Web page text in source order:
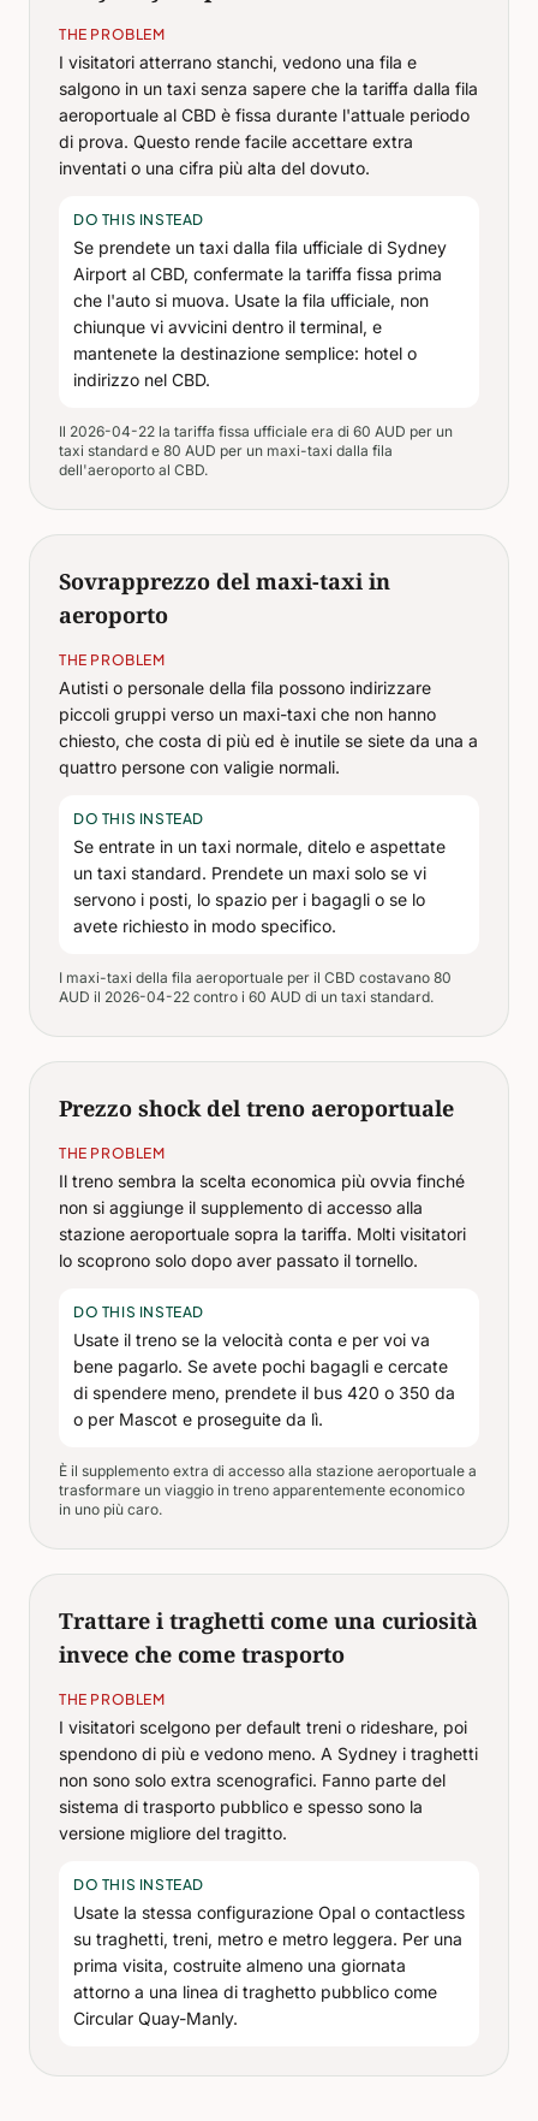
THE PROBLEM
I visitatori atterrano stanchi, vedono una fila e
salgono in un taxi senza sapere che la tariffa dalla fila
aeroportuale al CBD è fissa durante l'attuale periodo
di prova. Questo rende facile accettare extra
inventati o una cifra più alta del dovuto.
DO THIS INSTEAD
Se prendete un taxi dalla fila ufficiale di Sydney
Airport al CBD, confermate la tariffa fissa prima
che l'auto si muova. Usate la fila ufficiale, non
chiunque vi avvicini dentro il terminal, e
mantenete la destinazione semplice: hotel o
indirizzo nel CBD.
Il 2026-04-22 la tariffa fissa ufficiale era di 60 AUD per un
taxi standard e 80 AUD per un maxi-taxi dalla fila
dell'aeroporto al CBD.
Sovrapprezzo del maxi-taxi in
aeroporto
THE PROBLEM
Autisti o personale della fila possono indirizzare
piccoli gruppi verso un maxi-taxi che non hanno
chiesto, che costa di più ed è inutile se siete da una a
quattro persone con valigie normali.
DO THIS INSTEAD
Se entrate in un taxi normale, ditelo e aspettate
un taxi standard. Prendete un maxi solo se vi
servono i posti, lo spazio per i bagagli o se lo
avete richiesto in modo specifico.
I maxi-taxi della fila aeroportuale per il CBD costavano 80
AUD il 2026-04-22 contro i 60 AUD di un taxi standard.
Prezzo shock del treno aeroportuale
THE PROBLEM
Il treno sembra la scelta economica più ovvia finché
non si aggiunge il supplemento di accesso alla
stazione aeroportuale sopra la tariffa. Molti visitatori
lo scoprono solo dopo aver passato il tornello.
DO THIS INSTEAD
Usate il treno se la velocità conta e per voi va
bene pagarlo. Se avete pochi bagagli e cercate
di spendere meno, prendete il bus 420 o 350 da
o per Mascot e proseguite da lì.
È il supplemento extra di accesso alla stazione aeroportuale a
trasformare un viaggio in treno apparentemente economico
in uno più caro.
Trattare i traghetti come una curiosità
invece che come trasporto
THE PROBLEM
I visitatori scelgono per default treni o rideshare, poi
spendono di più e vedono meno. A Sydney i traghetti
non sono solo extra scenografici. Fanno parte del
sistema di trasporto pubblico e spesso sono la
versione migliore del tragitto.
DO THIS INSTEAD
Usate la stessa configurazione Opal o contactless
su traghetti, treni, metro e metro leggera. Per una
prima visita, costruite almeno una giornata
attorno a una linea di traghetto pubblico come
Circular Quay-Manly.